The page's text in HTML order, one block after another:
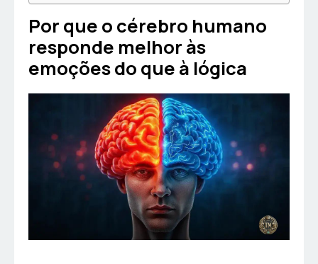
Por que o cérebro humano
responde melhor às
emoções do que à lógica